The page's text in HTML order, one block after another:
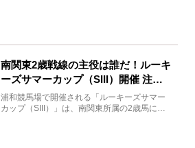
南関東2歳戦線の主役は誰だ！ルーキ
ーズサマーカップ（SIII）開催 注目
馬と見どころをチェック
浦和競馬場で開催される「ルーキーズサマー
カップ（SIII）」は、南関東所属の2歳馬によ